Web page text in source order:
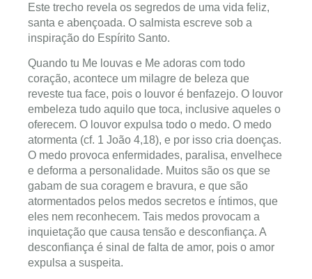
Este trecho revela os segredos de uma vida feliz,
santa e abençoada. O salmista escreve sob a
inspiração do Espírito Santo.
Quando tu Me louvas e Me adoras com todo
coração, acontece um milagre de beleza que
reveste tua face, pois o louvor é benfazejo. O louvor
embeleza tudo aquilo que toca, inclusive aqueles o
oferecem. O louvor expulsa todo o medo. O medo
atormenta (cf. 1 João 4,18), e por isso cria doenças.
O medo provoca enfermidades, paralisa, envelhece
e deforma a personalidade. Muitos são os que se
gabam de sua coragem e bravura, e que são
atormentados pelos medos secretos e íntimos, que
eles nem reconhecem. Tais medos provocam a
inquietação que causa tensão e desconfiança. A
desconfiança é sinal de falta de amor, pois o amor
expulsa a suspeita.